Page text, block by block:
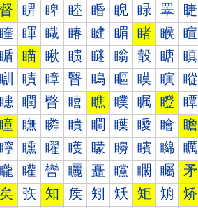
督 睤 睥 睦 睧 睨 睩 睪 睫
睳 睴 睵 睶 睷 睸 睹 睺 睻
瞃 瞄 瞅 瞆 瞇 瞈 瞉 瞊 瞋
瞓 瞔 瞕 瞖 瞗 瞘 瞙 瞚 瞛
瞣 瞤 瞥 瞦 瞧 瞨 瞩 瞪 瞫
瞳 瞴 瞵 瞶 瞷 瞸 瞹 瞺 瞻
矃 矄 矅 矆 矇 矈 矉 矊 矋
矓 矔 矕 矖 矗 矘 矙 矚 矛
矣 矤 知 矦 矧 矨 矩 矪 矫